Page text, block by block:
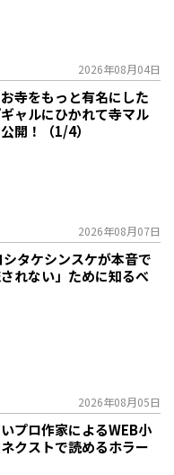
2026年08月04日
寺をもっと有名にした
ャルにひかれて寺マル
開！（1/4）
2026年08月07日
タケシンスケが本音で
れない」ために知るべ
2026年08月05日
プロ作家によるWEB小
ネクストで読めるホラー